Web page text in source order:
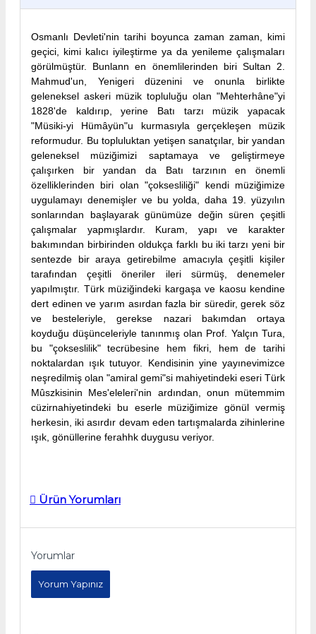
Osmanlı Devleti'nin tarihi boyunca zaman zaman, kimi
geçici, kimi kalıcı iyileştirme ya da yenileme çalışmaları
görülmüştür. Bunlann en önemlilerinden biri Sultan 2.
Mahmud'un, Yenigeri düzenini ve onunla birlikte
geleneksel askeri müzik topluluğu olan "Mehterhâne"yi
1828'de kaldırıp, yerine Batı tarzı müzik yapacak
"Müsiki-yi Hümâyün"u kurmasıyla gerçekleşen müzik
reformudur. Bu topluluktan yetişen sanatçılar, bir yandan
geleneksel müziğimizi saptamaya ve geliştirmeye
çalışırken bir yandan da Batı tarzının en önemli
özelliklerinden biri olan "çoksesliliği" kendi müziğimize
uygulamayı denemişler ve bu yolda, daha 19. yüzyılın
sonlarından başlayarak günümüze değin süren çeşitli
çalışmalar yapmışlardır. Kuram, yapı ve karakter
bakımından birbirinden oldukça farklı bu iki tarzı yeni bir
sentezde bir araya getirebilme amacıyla çeşitli kişiler
tarafından çeşitli öneriler ileri sürmüş, denemeler
yapılmıştır. Türk müziğindeki kargaşa ve kaosu kendine
dert edinen ve yarım asırdan fazla bir süredir, gerek söz
ve besteleriyle, gerekse nazari bakımdan ortaya
koyduğu düşünceleriyle tanınmış olan Prof. Yalçın Tura,
bu "çokseslilik" tecrübesine hem fikri, hem de tarihi
noktalardan ışık tutuyor. Kendisinin yine yayınevimizce
neşredilmiş olan "amiral gemi"si mahiyetindeki eseri Türk
Mûszkisinin Mes'eleleri'nin ardından, onun mütemmim
cüzirnahiyetindeki bu eserle müziğimize gönül vermiş
herkesin, iki asırdır devam eden tartışmalarda zihinlerine
ışık, gönüllerine ferahhk duygusu veriyor.
Ürün Yorumları
Yorumlar
Yorum Yapınız